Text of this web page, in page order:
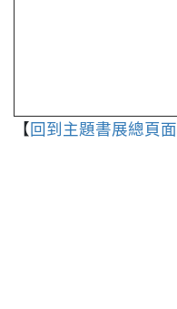
【回到主題書展總頁面